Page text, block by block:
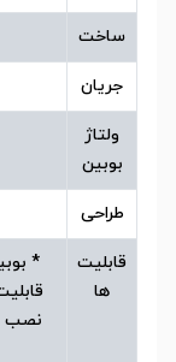
ساخت
جریان
ولتاژ
بوبین
طراحی
قابلیت
ها
*
نصب